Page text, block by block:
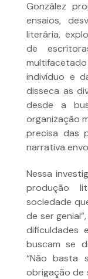
González
ensaios,
literária,
de
indivíduo e
disseca as
desde a
organização
precisa das
narrativa
Nessa
produção
sociedade
de ser
dificuldades
buscam se
“Não basta
obrigação de